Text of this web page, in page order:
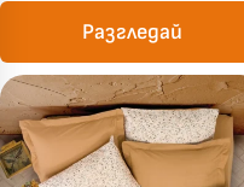
Разгледай